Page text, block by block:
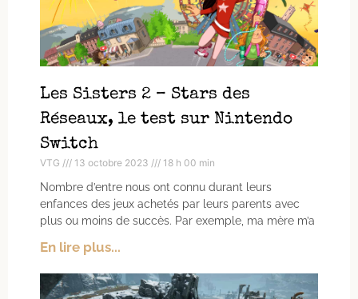
Les Sisters 2 – Stars des
Réseaux, le test sur Nintendo
Switch
VTG 13 octobre 2023 18 h 00 min
Nombre d’entre nous ont connu durant leurs
enfances des jeux achetés par leurs parents avec
plus ou moins de succès. Par exemple, ma mère m’a
En lire plus...